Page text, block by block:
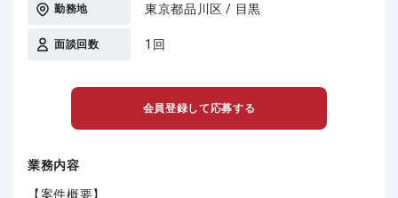
勤務地 東京都品川区 / 目黒
面談回数 1回
会員登録して応募する
業務内容
【案件概要】